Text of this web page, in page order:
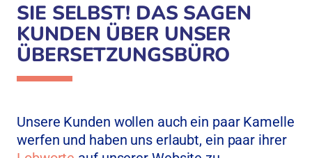
SIE SELBST! DAS SAGEN
KUNDEN ÜBER UNSER
ÜBERSETZUNGSBÜRO
Unsere Kunden wollen auch ein paar Kamelle
werfen und haben uns erlaubt, ein paar ihrer